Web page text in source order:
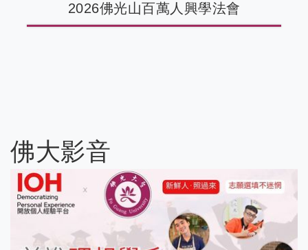
2026佛光山百萬人興學法會
佛大影音